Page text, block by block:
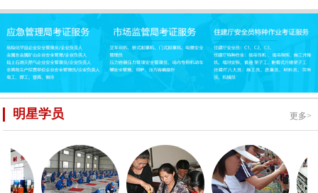
明星学员 更多>